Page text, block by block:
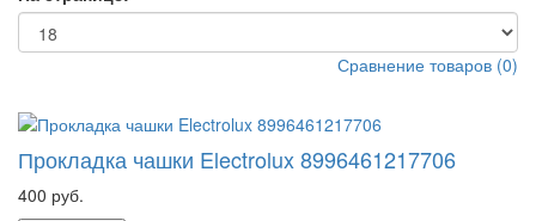
Сравнение товаров (0)
Прокладка чашки Electrolux 8996461217706
400 руб.